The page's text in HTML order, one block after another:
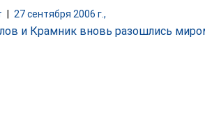
| 27 сентября 2006 г.,
и Крамник вновь разошлись